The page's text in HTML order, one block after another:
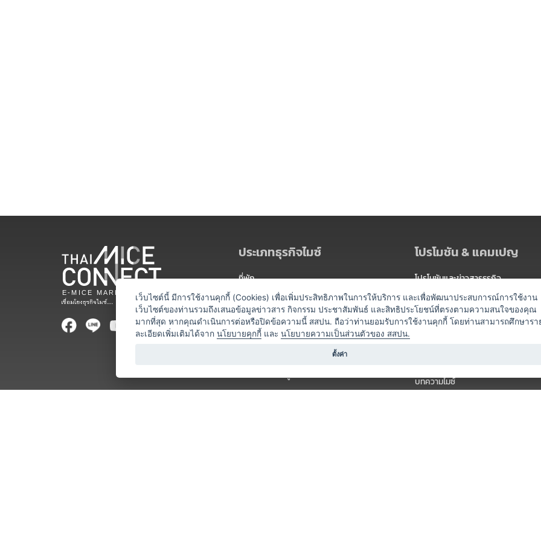
ประเภทธุรกิจไมซ์
ที่พัก
สถานที่จัดงาน
ท่องเที่ยว / นำเที่ยว
ออแกไนเซอร์
บริการสำหรับผู้จัดงาน
โปรโมชัน & แคมเปญ
โปรโมชันและข่าวสารธุรกิจ
แพ็กเกจ
แคมเปญ
บทความไมซ์
เว็บไซต์นี้ มีการใช้งานคุกกี้ (Cookies) เพื่อเพิ่มประสิทธิภาพในการให้บริการ และเพื่อพัฒนาประสบการณ์การใช้งาน
เว็บไซต์ของท่านรวมถึงเสนอข้อมูลข่าวสาร กิจกรรม ประชาสัมพันธ์ และสิทธิประโยชน์ที่ตรงตามความสนใจของคุณ
มากที่สุด หากคุณดำเนินการต่อหรือปิดข้อความนี้ สสปน. ถือว่าท่านยอมรับการใช้งานคุกกี้ โดยท่านสามารถศึกษารา
ละเอียดเพิ่มเติมได้จาก นโยบายคุกกี้ และ นโยบายความเป็นส่วนตัวของ สสปน.
ตั้งค่า